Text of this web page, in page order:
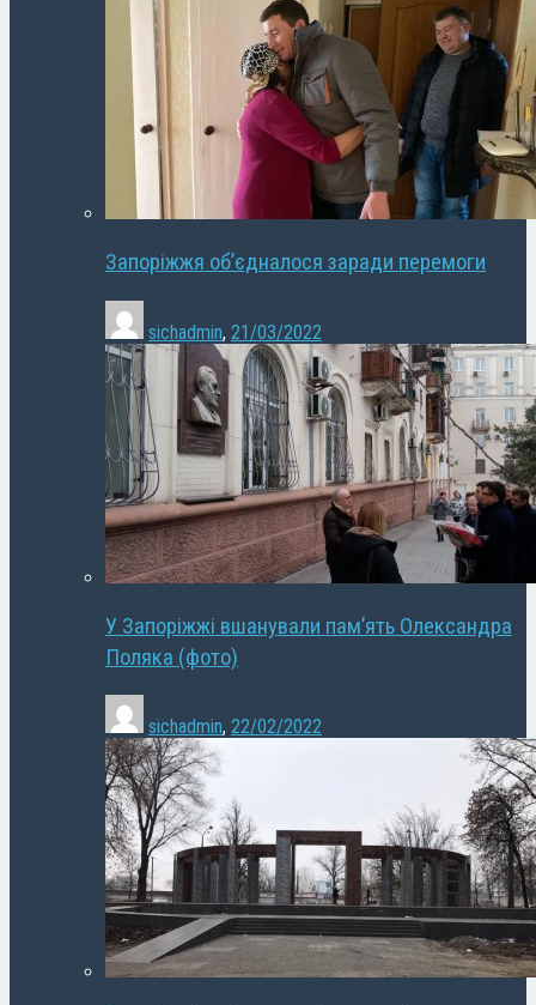
Запоріжжя об’єдналося заради перемоги
sichadmin, 21/03/2022
У Запоріжжі вшанували пам’ять Олександра
Поляка (фото)
sichadmin, 22/02/2022